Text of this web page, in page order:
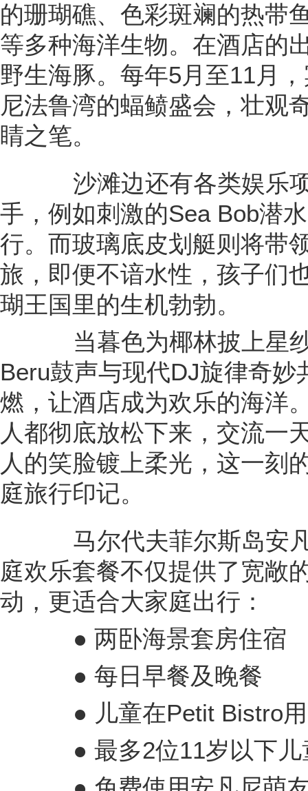
的珊瑚礁、色彩斑斓的热带
等多种海洋生物。在酒店的
野生海豚。每年5月至11月
尼法鲁湾的蝠鲼盛会，壮观
睛之笔。
沙滩边还有各类娱乐项
手，例如刺激的Sea Bob潜
行。而玻璃底皮划艇则将带
旅，即便不谙水性，孩子们
瑚王国里的生机勃勃。
当暮色为椰林披上星纱
Beru鼓声与现代DJ旋律奇
燃，让酒店成为欢乐的海洋
人都彻底放松下来，交流一
人的笑脸镀上柔光，这一刻
庭旅行印记。
马尔代夫菲尔斯岛安凡
庭欢乐套餐不仅提供了宽敞
动，更适合大家庭出行：
● 两卧海景套房住宿
● 每日早餐及晚餐
● 儿童在Petit Bistro
● 最多2位11岁以下儿